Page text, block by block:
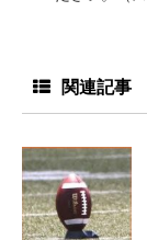
関連記事